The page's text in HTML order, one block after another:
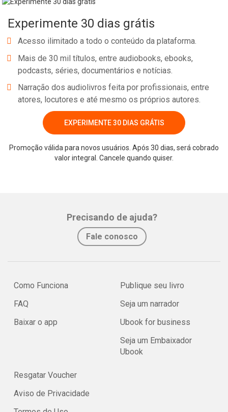
Experimente 30 dias grátis
Acesso ilimitado a todo o conteúdo da plataforma.
Mais de 30 mil títulos, entre audiobooks, ebooks,
podcasts, séries, documentários e notícias.
Narração dos audiolivros feita por profissionais, entre
atores, locutores e até mesmo os próprios autores.
EXPERIMENTE 30 DIAS GRÁTIS
Promoção válida para novos usuários. Após 30 dias, será cobrado
valor integral. Cancele quando quiser.
Precisando de ajuda?
Fale conosco
Como Funciona
FAQ
Baixar o app
Publique seu livro
Seja um narrador
Ubook for business
Seja um Embaixador
Ubook
Resgatar Voucher
Aviso de Privacidade